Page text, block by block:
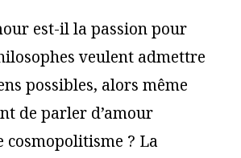
est-il la passion pour
veulent admettre
possibles, alors même
de parler d’amour
cosmopolitisme ? La